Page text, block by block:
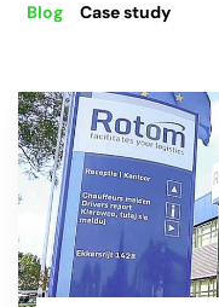
Blog Case study